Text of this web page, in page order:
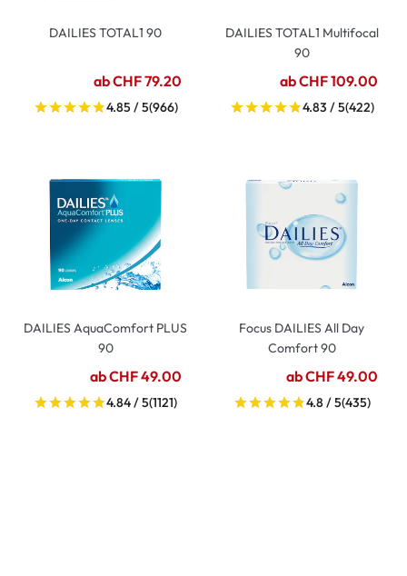
DAILIES TOTAL1 90
ab CHF 79.20
4.85 / 5(966)
DAILIES TOTAL1 Multifocal
90
ab CHF 109.00
4.83 / 5(422)
DAILIES AquaComfort PLUS
90
ab CHF 49.00
4.84 / 5(1121)
Focus DAILIES All Day
Comfort 90
ab CHF 49.00
4.8 / 5(435)